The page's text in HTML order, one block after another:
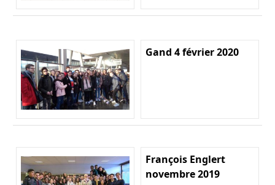
Gand 4 février 2020
François Englert
novembre 2019